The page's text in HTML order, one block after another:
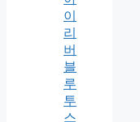
이
리
버
블
루
투
스